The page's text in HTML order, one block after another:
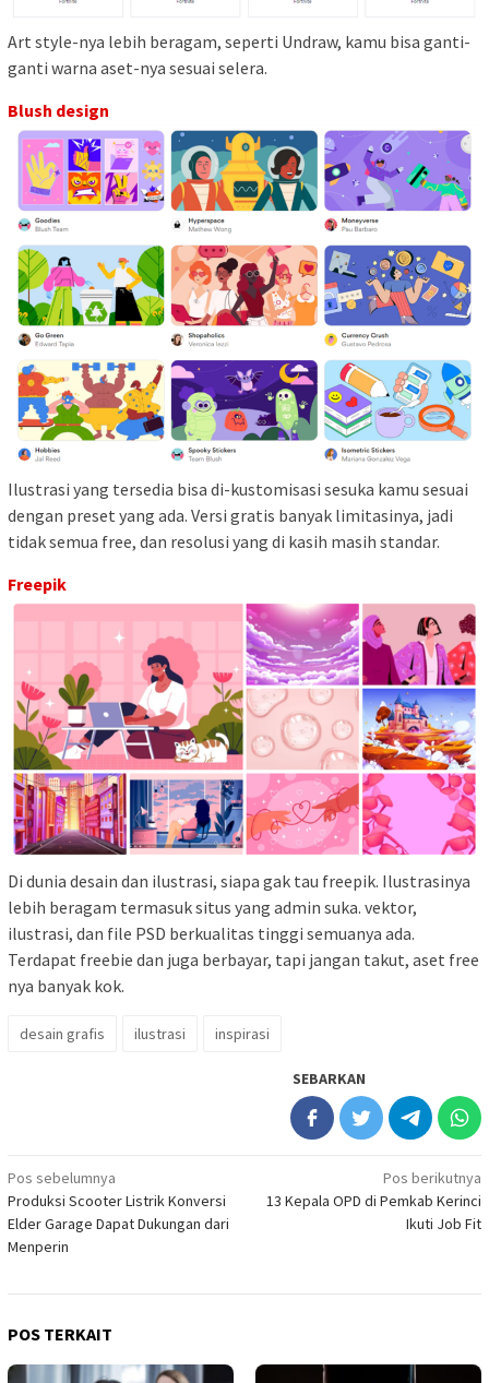
Art style-nya lebih beragam, seperti Undraw, kamu bisa ganti-
ganti warna aset-nya sesuai selera.
Blush design
Ilustrasi yang tersedia bisa di-kustomisasi sesuka kamu sesuai
dengan preset yang ada. Versi gratis banyak limitasinya, jadi
tidak semua free, dan resolusi yang di kasih masih standar.
Freepik
Di dunia desain dan ilustrasi, siapa gak tau freepik. Ilustrasinya
lebih beragam termasuk situs yang admin suka. vektor,
ilustrasi, dan file PSD berkualitas tinggi semuanya ada.
Terdapat freebie dan juga berbayar, tapi jangan takut, aset free
nya banyak kok.
desain grafis ilustrasi inspirasi
SEBARKAN
Navigasi
pos
Pos sebelumnya
Produksi Scooter Listrik Konversi
Elder Garage Dapat Dukungan dari
Menperin
Pos berikutnya
13 Kepala OPD di Pemkab Kerinci
Ikuti Job Fit
POS TERKAIT